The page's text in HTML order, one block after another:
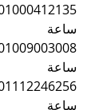
ساعة
ساعة
ساعة